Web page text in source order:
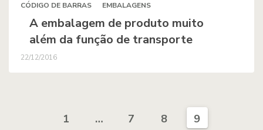
CÓDIGO DE BARRAS EMBALAGENS
A embalagem de produto muito
além da função de transporte
22/12/2016
1 … 7 8 9